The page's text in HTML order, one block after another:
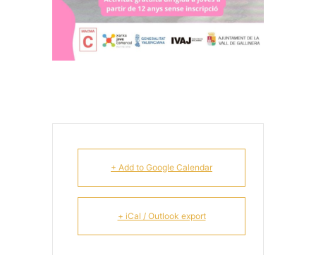
+ Add to Google Calendar
+ iCal / Outlook export